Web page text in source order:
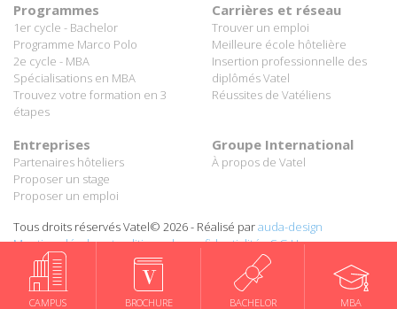
CAMPUS BROCHURE BACHELOR MBA
Programmes
1er cycle - Bachelor
Programme Marco Polo
2e cycle - MBA
Spécialisations en MBA
Trouvez votre formation en 3
étapes
Carrières et réseau
Trouver un emploi
Meilleure école hôtelière
Insertion professionnelle des
diplômés Vatel
Réussites de Vatéliens
Entreprises
Partenaires hôteliers
Proposer un stage
Proposer un emploi
Groupe International
À propos de Vatel
Tous droits réservés Vatel© 2026 - Réalisé parauda-design
Mentions légales et politique de confidentialité-C.G.U.